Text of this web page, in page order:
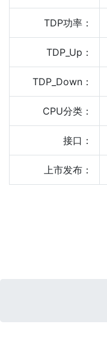
TDP功率：
TDP_Up：
TDP_Down：
CPU分类：
接口：
上市发布：